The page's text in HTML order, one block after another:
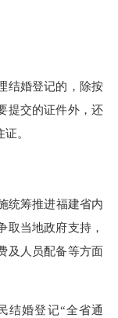
结婚登记的，除按
提交的证件外，还
。
统筹推进福建省内
取当地政府支持 ，
及人员配备等方面
结婚登记“全省通